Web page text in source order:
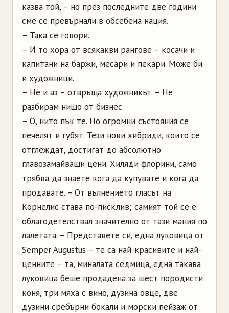
казва той, – но през последните две години
сме се превърнали в обсебена нация.
– Така се говори.
– И то хора от всякакви рангове – косачи и
капитани на баржи, месари и пекари. Може би
и художници.
– Не и аз – отвръща художникът. – Не
разбирам нищо от бизнес.
– О, нито пък те. Но огромни състояния се
печелят и губят. Тези нови хибриди, които се
отглеждат, достигат до абсолютно
главозамайващи цени. Хиляди флорини, само
трябва да знаете кога да купувате и кога да
продавате. – От вълнението гласът на
Корнелис става по-писклив; самият той се е
облагодетелствал значително от тази мания по
лалетата. – Представете си, една луковица от
Semper Augustus – те са най-красивите и най-
ценните – та, миналата седмица, една такава
луковица беше продадена за шест породисти
коня, три мяха с вино, дузина овце, две
дузини сребърни бокали и морски пейзаж от